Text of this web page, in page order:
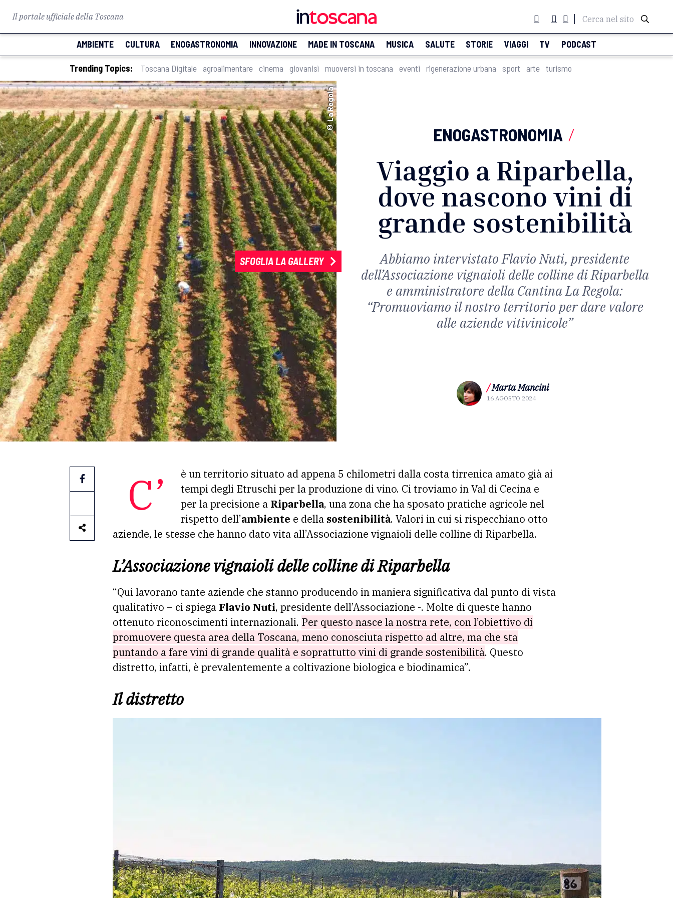
Il portale ufficiale della Toscana Cerca nel sito
AMBIENTE CULTURA ENOGASTRONOMIA INNOVAZIONE MADE IN TOSCANA MUSICA SALUTE STORIE VIAGGI TV PODCAST
Trending Topics: Toscana Digitale agroalimentare cinema giovanisì muoversi in toscana eventi rigenerazione urbana sport arte turismo
SFOGLIA LA GALLERY
© La Regola
ENOGASTRONOMIA /
Viaggio a Riparbella,
dove nascono vini di
grande sostenibilità
Abbiamo intervistato Flavio Nuti, presidente
dell’Associazione vignaioli delle colline di Riparbella
e amministratore della Cantina La Regola:
“Promuoviamo il nostro territorio per dare valore
alle aziende vitivinicole”
/Marta Mancini
16 AGOSTO 2024
C’è un territorio situato ad appena 5 chilometri dalla costa tirrenica amato già ai
tempi degli Etruschi per la produzione di vino. Ci troviamo in Val di Cecina e
per la precisione a Riparbella, una zona che ha sposato pratiche agricole nel
rispetto dell’ambiente e della sostenibilità. Valori in cui si rispecchiano otto
aziende, le stesse che hanno dato vita all’Associazione vignaioli delle colline di Riparbella.
L’Associazione vignaioli delle colline di Riparbella
“Qui lavorano tante aziende che stanno producendo in maniera significativa dal punto di vista
qualitativo – ci spiega Flavio Nuti, presidente dell’Associazione -. Molte di queste hanno
ottenuto riconoscimenti internazionali. Per questo nasce la nostra rete, con l’obiettivo di
promuovere questa area della Toscana, meno conosciuta rispetto ad altre, ma che sta
puntando a fare vini di grande qualità e soprattutto vini di grande sostenibilità. Questo
distretto, infatti, è prevalentemente a coltivazione biologica e biodinamica”.
Il distretto